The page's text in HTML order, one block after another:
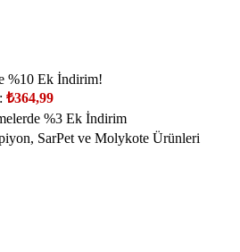
%10 Ek İndirim!
₺364,99
%3 Ek İndirim
SarPet ve Molykote Ürünleri